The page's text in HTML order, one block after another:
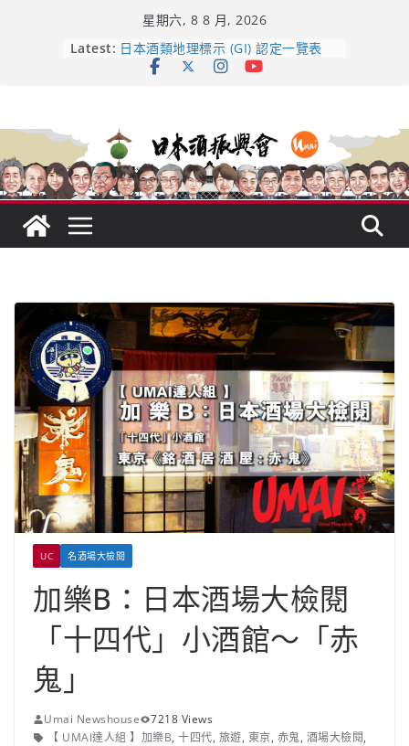
星期六, 8 8 月, 2026
Latest: 龜之井酒造：口說上手 – 山形純米大
吟釀的堅持與傳承 ～ くどき上手
響 𝟭𝟮 年 復活了!
【酒業商戰】130年老酒藏殺入股票
市場！梅乃宿上市背後的密碼
UC 名酒場大檢閱
加樂B：日本酒場大檢閱
「十四代」小酒館～「赤
鬼」
Umai Newshouse
7218 Views
【 UMAI達人組 】加樂B, 十四代, 旅遊, 東京, 赤鬼, 酒場大檢閱,